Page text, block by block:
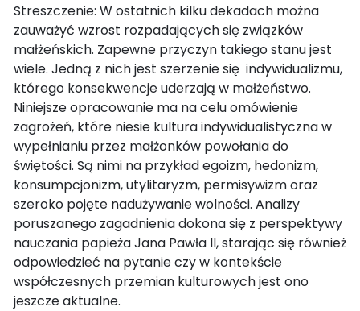
Streszczenie: W ostatnich kilku dekadach można
zauważyć wzrost rozpadających się związków
małżeńskich. Zapewne przyczyn takiego stanu jest
wiele. Jedną z nich jest szerzenie się indywidualizmu,
którego konsekwencje uderzają w małżeństwo.
Niniejsze opracowanie ma na celu omówienie
zagrożeń, które niesie kultura indywidualistyczna w
wypełnianiu przez małżonków powołania do
świętości. Są nimi na przykład egoizm, hedonizm,
konsumpcjonizm, utylitaryzm, permisywizm oraz
szeroko pojęte nadużywanie wolności. Analizy
poruszanego zagadnienia dokona się z perspektywy
nauczania papieża Jana Pawła II, starając się również
odpowiedzieć na pytanie czy w kontekście
współczesnych przemian kulturowych jest ono
jeszcze aktualne.